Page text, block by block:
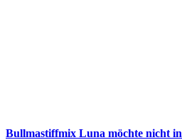
Bullmastiffmix Luna möchte nicht